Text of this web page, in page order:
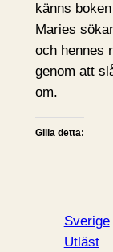
känns
Maries
och hennes
genom att
om.
Gilla detta:
Sverige
Utläst